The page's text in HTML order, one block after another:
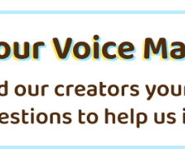
ふたりバス 1
小学館
594円（税込）